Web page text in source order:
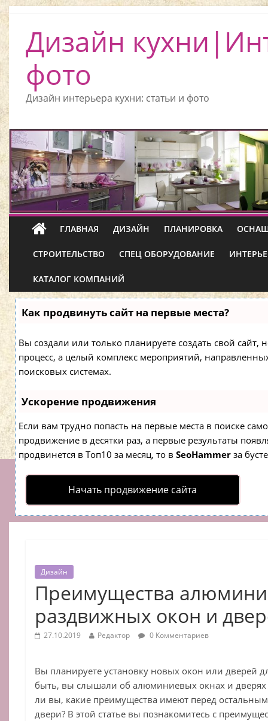
Дизайн
фото
Дизайн интерьера кухни: статьи и фото
ГЛАВНАЯ ДИЗАЙН ПЛАНИРОВКА
СТРОИТЕЛЬСТВО СПЕЦ ОБОРУДОВАНИЕ
КАТАЛОГ КОМПАНИЙ
Как продвинуть сайт на первые места?
Вы создали или только планируете создать свой сайт,
процесс, а целый комплекс мероприятий,
поисковых системах.
Ускорение продвижения
Если вам трудно попасть на первые места в поиске
продвижение в десятки раз, а первые результаты
продвинется в Топ10 за месяц, то в SeoHammerза
Начать продвижение сайта
Дизайн
Преимущества
раздвижных окон и
27.10.2019 Редактор 0 Комментариев
Вы планируете установку новых окон или дверей
быть, вы слышали об алюминиевых окнах и дверях
ли вы, какие преимущества имеют перед
двери? В этой статье вы познакомитесь с